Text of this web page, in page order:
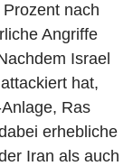
nach
Angriffe
Israel
hat,
Ras
erhebliche
Iran als auch